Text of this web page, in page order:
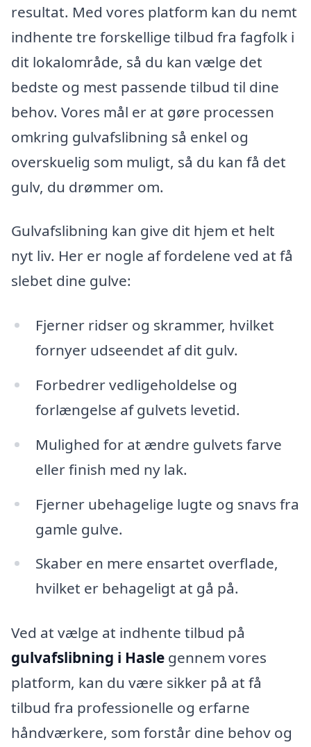
resultat. Med vores platform kan du nemt
indhente tre forskellige tilbud fra fagfolk i
dit lokalområde, så du kan vælge det
bedste og mest passende tilbud til dine
behov. Vores mål er at gøre processen
omkring gulvafslibning så enkel og
overskuelig som muligt, så du kan få det
gulv, du drømmer om.
Gulvafslibning kan give dit hjem et helt
nyt liv. Her er nogle af fordelene ved at få
slebet dine gulve:
Fjerner ridser og skrammer, hvilket
fornyer udseendet af dit gulv.
Forbedrer vedligeholdelse og
forlængelse af gulvets levetid.
Mulighed for at ændre gulvets farve
eller finish med ny lak.
Fjerner ubehagelige lugte og snavs fra
gamle gulve.
Skaber en mere ensartet overflade,
hvilket er behageligt at gå på.
Ved at vælge at indhente tilbud på
gulvafslibning i Hasle gennem vores
platform, kan du være sikker på at få
tilbud fra professionelle og erfarne
håndværkere, som forstår dine behov og